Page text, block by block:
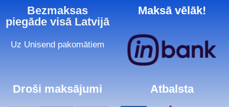
Bezmaksas
piegāde visā Latvijā
Uz Unisend pakomātiem
Maksā vēlāk!
Droši maksājumi Atbalsta